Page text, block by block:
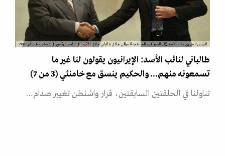
الرئيس السوري بشار الأسد (إلى اليمين) يصافح نظيره العراقي جلال طالباني خلال لقائهما في القصر الرئاسي في دمشق، 14 يناير 2007
طالباني لنائب الأسد: الإيرانيون يقولون لنا غير ما
تسمعونه منهم... والحكيم ينسق مع خامنئي (3 من 7)
تناولنا في الحلقتين السابقتين، قرار واشنطن تغيير صدام…